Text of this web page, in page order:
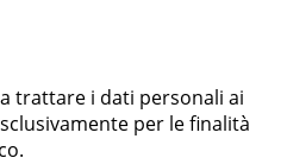
a trattare i dati personali ai
per le finalità